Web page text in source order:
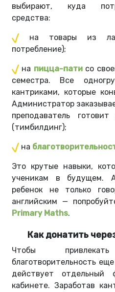
выбирают, куда
средства:
на товары из
потребление);
на пицца-патисо
семестра. Все
кантриками, которые
Администратор
преподаватель
(тимбилдинг);
на
Это крутые навыки,
ученикам в будущем.
ребенок не только
английским —
Primary Maths.
Как донатить
Чтобы
благотворительность
действует отдельный
кабинете. Заработав